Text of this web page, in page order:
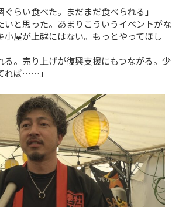
ぐらい食べた。まだまだ食べられる」
いと思った。あまりこういうイベントがな
小屋が上越にはない。もっとやってほし
る。売り上げが復興支援にもつながる。少
れば……」